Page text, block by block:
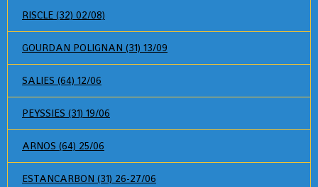
RISCLE (32) 02/08)
GOURDAN POLIGNAN (31) 13/09
SALIES (64) 12/06
PEYSSIES (31) 19/06
ARNOS (64) 25/06
ESTANCARBON (31) 26-27/06